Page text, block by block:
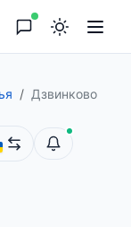
Дзвинково